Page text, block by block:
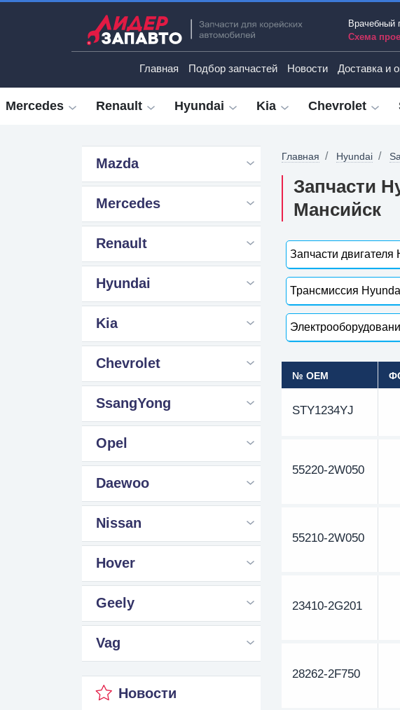
Врачебный
Схема
Главная Подбор запчастей Новости Доставка и
Mercedes Renault Hyundai Kia Chevrolet
Mazda
Mercedes
Renault
Hyundai
Kia
Chevrolet
SsangYong
Opel
Daewoo
Nissan
Hover
Geely
Vag
Новости
Главная Hyundai
Запчасти
Мансийск
Запчасти
Трансмиссия
№ OEM
STY1234YJ
55220-2W050
55210-2W050
23410-2G201
28262-2F750